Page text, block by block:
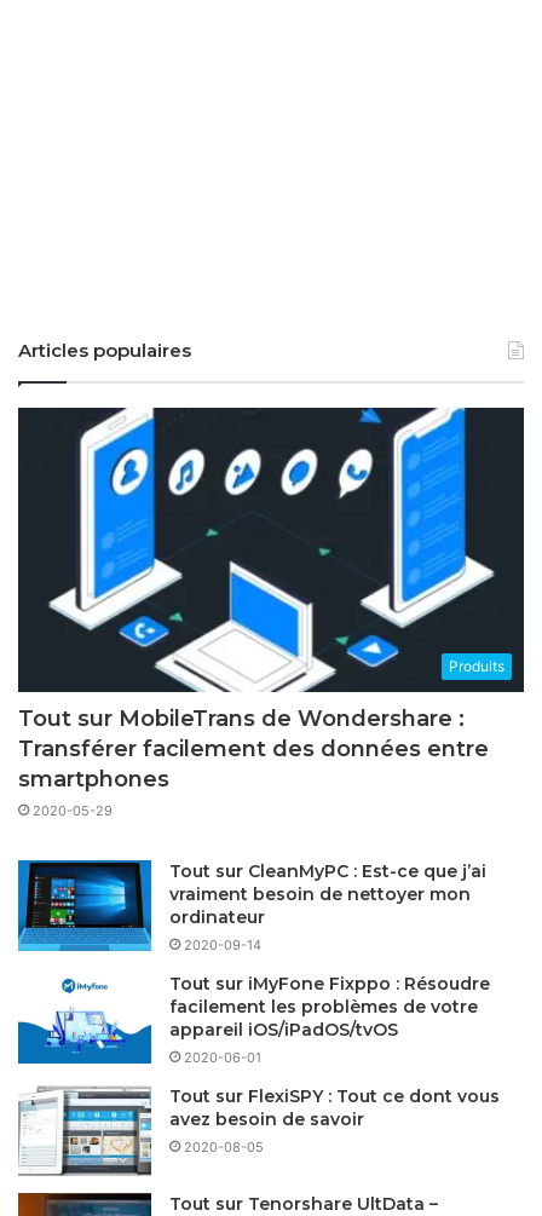
Articles populaires
Produits
Tout sur MobileTrans de Wondershare :
Transférer facilement des données entre
smartphones
2020-05-29
Tout sur CleanMyPC : Est-ce que j’ai
vraiment besoin de nettoyer mon
ordinateur
2020-09-14
Tout sur iMyFone Fixppo : Résoudre
facilement les problèmes de votre
appareil iOS/iPadOS/tvOS
2020-06-01
Tout sur FlexiSPY : Tout ce dont vous
avez besoin de savoir
2020-08-05
Tout sur Tenorshare UltData –